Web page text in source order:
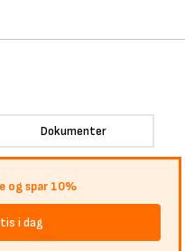
Dokumenter
og spar 10%
i dag